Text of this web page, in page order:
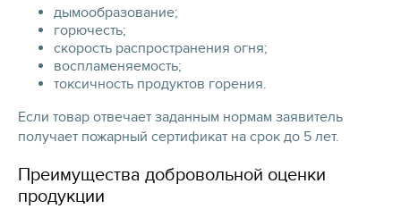
дымообразование;
горючесть;
скорость распространения огня;
воспламеняемость;
токсичность продуктов горения.
Если товар отвечает заданным нормам заявитель
получает пожарный сертификат на срок до 5 лет.
Преимущества добровольной оценки
продукции